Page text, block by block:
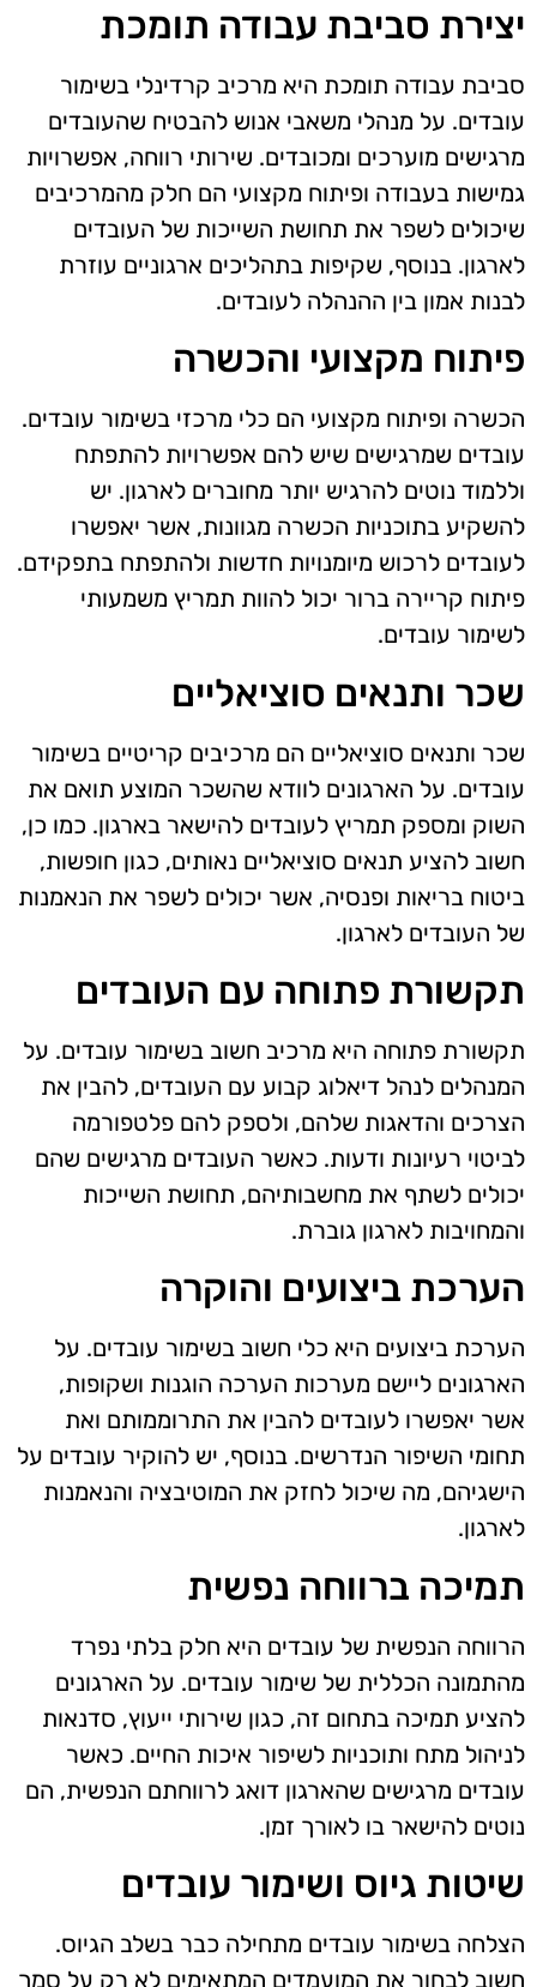
יצירת סביבת עבודה תומכת
סביבת עבודה תומכת היא מרכיב קרדינלי בשימור
עובדים. על מנהלי משאבי אנוש להבטיח שהעובדים
מרגישים מוערכים ומכובדים. שירותי רווחה, אפשרויות
גמישות בעבודה ופיתוח מקצועי הם חלק מהמרכיבים
שיכולים לשפר את תחושת השייכות של העובדים
לארגון. בנוסף, שקיפות בתהליכים ארגוניים עוזרת
לבנות אמון בין ההנהלה לעובדים.
פיתוח מקצועי והכשרה
הכשרה ופיתוח מקצועי הם כלי מרכזי בשימור עובדים.
עובדים שמרגישים שיש להם אפשרויות להתפתח
וללמוד נוטים להרגיש יותר מחוברים לארגון. יש
להשקיע בתוכניות הכשרה מגוונות, אשר יאפשרו
לעובדים לרכוש מיומנויות חדשות ולהתפתח בתפקידם.
פיתוח קריירה ברור יכול להוות תמריץ משמעותי
לשימור עובדים.
שכר ותנאים סוציאליים
שכר ותנאים סוציאליים הם מרכיבים קריטיים בשימור
עובדים. על הארגונים לוודא שהשכר המוצע תואם את
השוק ומספק תמריץ לעובדים להישאר בארגון. כמו כן,
חשוב להציע תנאים סוציאליים נאותים, כגון חופשות,
ביטוח בריאות ופנסיה, אשר יכולים לשפר את הנאמנות
של העובדים לארגון.
תקשורת פתוחה עם העובדים
תקשורת פתוחה היא מרכיב חשוב בשימור עובדים. על
המנהלים לנהל דיאלוג קבוע עם העובדים, להבין את
הצרכים והדאגות שלהם, ולספק להם פלטפורמה
לביטוי רעיונות ודעות. כאשר העובדים מרגישים שהם
יכולים לשתף את מחשבותיהם, תחושת השייכות
והמחויבות לארגון גוברת.
הערכת ביצועים והוקרה
הערכת ביצועים היא כלי חשוב בשימור עובדים. על
הארגונים ליישם מערכות הערכה הוגנות ושקופות,
אשר יאפשרו לעובדים להבין את התרוממותם ואת
תחומי השיפור הנדרשים. בנוסף, יש להוקיר עובדים על
הישגיהם, מה שיכול לחזק את המוטיבציה והנאמנות
לארגון.
תמיכה ברווחה נפשית
הרווחה הנפשית של עובדים היא חלק בלתי נפרד
מהתמונה הכללית של שימור עובדים. על הארגונים
להציע תמיכה בתחום זה, כגון שירותי ייעוץ, סדנאות
לניהול מתח ותוכניות לשיפור איכות החיים. כאשר
עובדים מרגישים שהארגון דואג לרווחתם הנפשית, הם
נוטים להישאר בו לאורך זמן.
שיטות גיוס ושימור עובדים
הצלחה בשימור עובדים מתחילה כבר בשלב הגיוס.
חשוב לבחור את המועמדים המתאימים לא רק על סמך